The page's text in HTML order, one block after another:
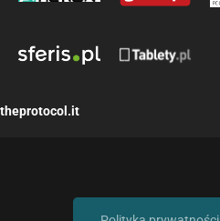
theprotocol.it